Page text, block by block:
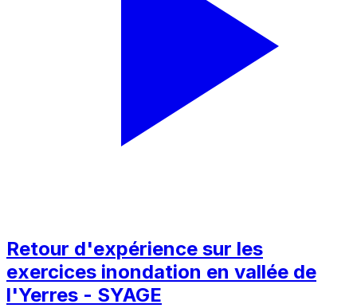
Retour d'expérience sur les
exercices inondation en vallée de
l'Yerres - SYAGE